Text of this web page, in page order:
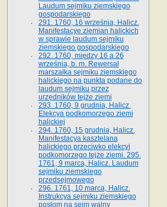
Laudum sejmiku ziemskiego
gospodarskiego
291. 1760, 16 września, Halicz.
Manifestacye ziemian halickich
w sprawie laudum sejmiku
ziemskiego gospodarskiego
292. 1760, między 16 a 26
września, b. m. Rewersał
marszałka sejmiku ziemskiego
halickiego na punkta podane do
laudum sejmiku przez
urzędników tejże ziemi
293. 1760, 9 grudnia, Halicz.
Elekcya podkomorzego ziemi
halickiej
294. 1760, 15 grudnia, Halicz.
Manifestacya kasztelana
halickiego przeciwko elekcyi
podkomorzego tejże ziemi. 295.
1761, 9 marca, Halicz. Laudum
sejmiku ziemskiego
przedsejmowego
296. 1761, 10 marca, Halicz.
Instrukcya sejmiku ziemskiego
posłom na sejm walny